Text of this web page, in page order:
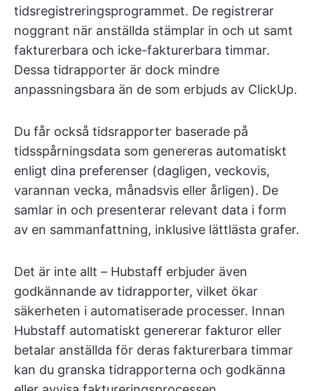
tidsregistreringsprogrammet. De registrerar
noggrant när anställda stämplar in och ut samt
fakturerbara och icke-fakturerbara timmar.
Dessa tidrapporter är dock mindre
anpassningsbara än de som erbjuds av ClickUp.
Du får också tidsrapporter baserade på
tidsspårningsdata som genereras automatiskt
enligt dina preferenser (dagligen, veckovis,
varannan vecka, månadsvis eller årligen). De
samlar in och presenterar relevant data i form
av en sammanfattning, inklusive lättlästa grafer.
Det är inte allt – Hubstaff erbjuder även
godkännande av tidrapporter, vilket ökar
säkerheten i automatiserade processer. Innan
Hubstaff automatiskt genererar fakturor eller
betalar anställda för deras fakturerbara timmar
kan du granska tidrapporterna och godkänna